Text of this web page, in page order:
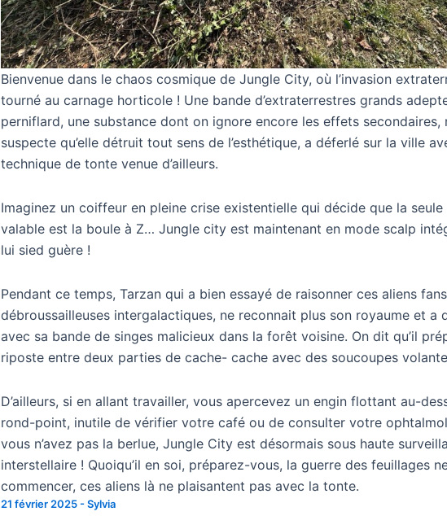
Bienvenue dans le chaos cosmique de Jungle City, où l’invasion
tourné au carnage horticole ! Une bande d’extraterrestres grands
perniflard, une substance dont on ignore encore les effets secondaires,
suspecte qu’elle détruit tout sens de l’esthétique, a déferlé sur la ville
technique de tonte venue d’ailleurs.
Imaginez un coiffeur en pleine crise existentielle qui décide que la seule
valable est la boule à Z… Jungle city est maintenant en mode scalp
lui sied guère !
Pendant ce temps, Tarzan qui a bien essayé de raisonner ces aliens
débroussailleuses intergalactiques, ne reconnait plus son royaume et a
avec sa bande de singes malicieux dans la forêt voisine. On dit qu’il
riposte entre deux parties de cache- cache avec des soucoupes
D’ailleurs, si en allant travailler, vous apercevez un engin flottant au-
rond-point, inutile de vérifier votre café ou de consulter votre
vous n’avez pas la berlue, Jungle City est désormais sous haute
interstellaire ! Quoiqu’il en soi, préparez-vous, la guerre des feuillages
commencer, ces aliens là ne plaisantent pas avec la tonte.
21 février 2025-Sylvia